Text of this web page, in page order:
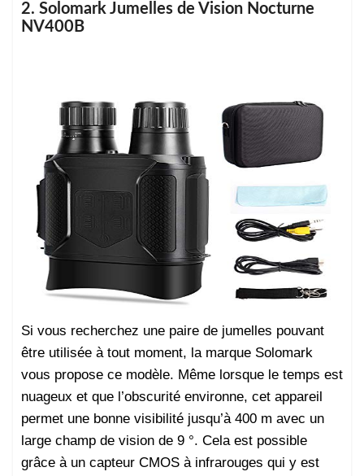
2. Solomark Jumelles de Vision Nocturne
NV400B
Si vous recherchez une paire de jumelles pouvant
être utilisée à tout moment, la marque Solomark
vous propose ce modèle. Même lorsque le temps est
nuageux et que l’obscurité environne, cet appareil
permet une bonne visibilité jusqu’à 400 m avec un
large champ de vision de 9 °. Cela est possible
grâce à un capteur CMOS à infrarouges qui y est